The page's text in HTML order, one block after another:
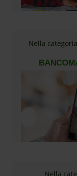
Nella categoria
Nella